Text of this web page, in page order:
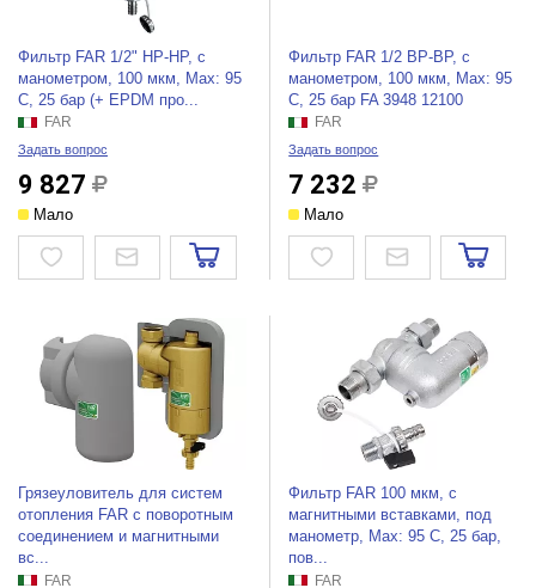
Фильтр FAR 1/2" НР-НР, с
манометром, 100 мкм, Max: 95
C, 25 бар (+ EPDM про...
FAR
Задать вопрос
9 827
Мало
Фильтр FAR 1/2 ВР-ВР, с
манометром, 100 мкм, Max: 95
C, 25 бар FA 3948 12100
FAR
Задать вопрос
7 232
Мало
Грязеуловитель для систем
отопления FAR с поворотным
соединением и магнитными
вс...
FAR
Фильтр FAR 100 мкм, с
магнитными вставками, под
манометр, Max: 95 C, 25 бар,
пов...
FAR